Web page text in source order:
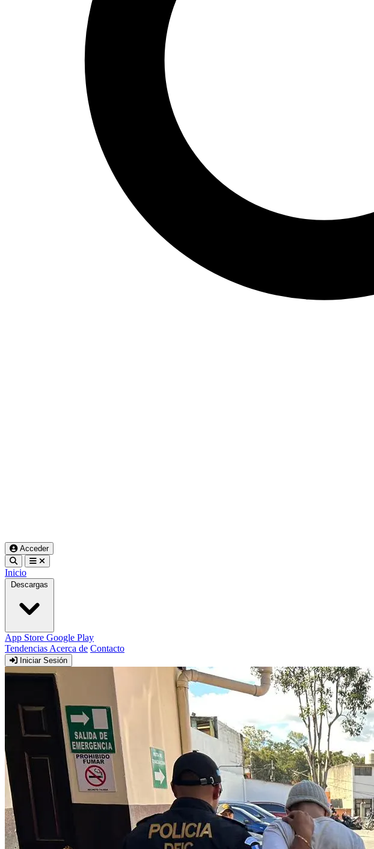
Acceder
Inicio
Descargas
App Store Google Play
Tendencias Acerca de Contacto
Iniciar Sesión